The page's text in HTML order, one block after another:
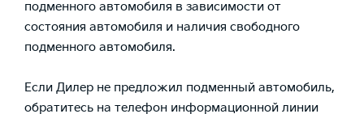
подменного автомобиля в зависимости от
состояния автомобиля и наличия свободного
подменного автомобиля.
Если Дилер не предложил подменный автомобиль,
обратитесь на телефон информационной линии